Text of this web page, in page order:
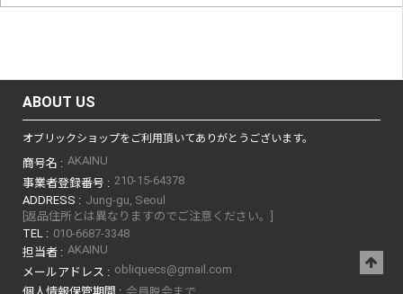
ABOUT US
オブリックショップをご利用頂いてありがとうございます。
商号名 : AKAINU
事業者登録番号 : 210-15-64378
ADDRESS : Jung-gu, Seoul
[返品住所とは異なりますのでご注意ください。]
TEL : 010-6687-3348
担当者 : AKAINU
メールアドレス : obliquecs@gmail.com